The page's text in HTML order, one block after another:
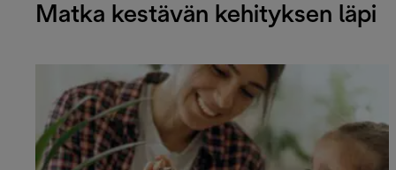
Matka kestävän kehityksen läpi